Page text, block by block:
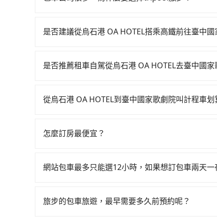
途安全無憂，我們的司機都是專業且可靠的職業
值得信任的不二選擇！
是否建議從烏石港 OA HOTEL搭乘高鐵前往臺中國
06:15一直到22:50，南港-台中一天最多有101班
用10分鐘出站、等待車站前排班的計程車，搭上
難度是雙北大城市的100倍。縱使幸運攔到一輛小
在還不馬上來預約tripool！如果你是三人以下要
是否推薦租車自駕從烏石港 OA HOTEL去臺中國家
天就要來回，那在宜蘭路邊可隨租隨借的iRent應
時40元路邊停車費用預估進去，但額外的汽車保
的車門仍未被修理，每一次租車都好像在開樂透
點仍有段距離，在遇到下雨天或者載行李時，就顯
從烏石港 OA HOTEL到臺中國家歌劇院叫計程車划
到車，也可考慮打電話至烏石港 OA HOTEL附近
黃的難度是台北或新北的100倍之多。再加上宜蘭
怎麼訂房最便宜？
區、價位、人數、特殊需求來搜尋適合的旅店與
就完成，事先不用電話確認空房，事後也不用告
網站包車最多只能選12小時，如果想訂包車兩天
行程。另外，目前旅步只提供接送服務，暫不提供
旅步的包車旅遊，最早需要多久前預約呢？